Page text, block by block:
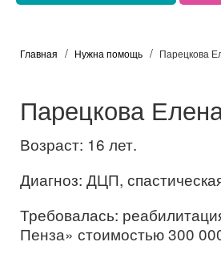
Главная Нужна помощь Парецкова
Парецкова
Возраст: 16 лет.
Диагноз: ДЦП,
Требовалась:
Пенза» стоимостью 300